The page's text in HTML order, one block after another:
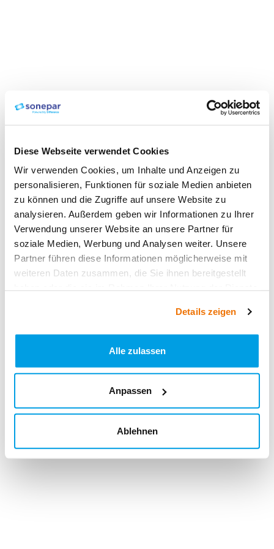
Diese Webseite verwendet Cookies
Wir verwenden Cookies, um Inhalte und Anzeigen zu
personalisieren, Funktionen für soziale Medien anbieten
zu können und die Zugriffe auf unsere Website zu
analysieren. Außerdem geben wir Informationen zu Ihrer
Verwendung unserer Website an unsere Partner für
soziale Medien, Werbung und Analysen weiter. Unsere
Partner führen diese Informationen möglicherweise mit
weiteren Daten zusammen, die Sie ihnen bereitgestellt
Details zeigen
Alle zulassen
Anpassen
Ablehnen